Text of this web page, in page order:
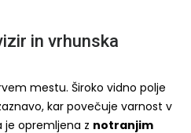
in vrhunska
mestu. Široko vidno polje
kar povečuje varnost v
opremljena z notranjim